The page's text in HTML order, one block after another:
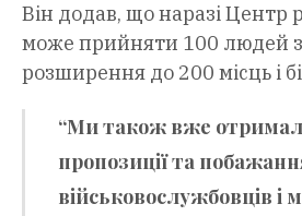
Він додав, що наразі Центр
може прийняти 100 людей
розширення до 200 місць і
“Ми також вже
пропозиції та
військовослужбовців і